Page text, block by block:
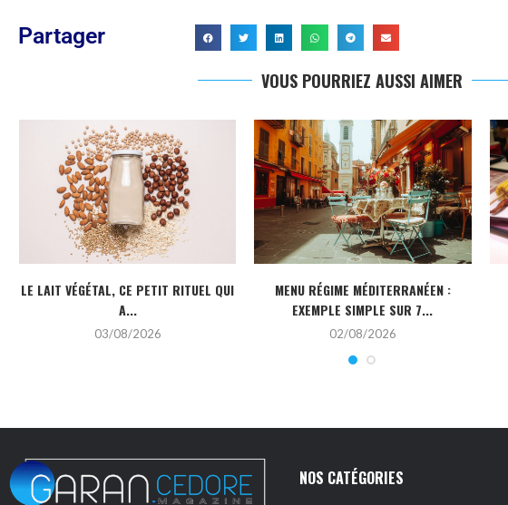
Partager
VOUS POURRIEZ AUSSI AIMER
LE LAIT VÉGÉTAL, CE PETIT RITUEL QUI
A...
03/08/2026
MENU RÉGIME MÉDITERRANÉEN :
EXEMPLE SIMPLE SUR 7...
02/08/2026
NOS CATÉGORIES